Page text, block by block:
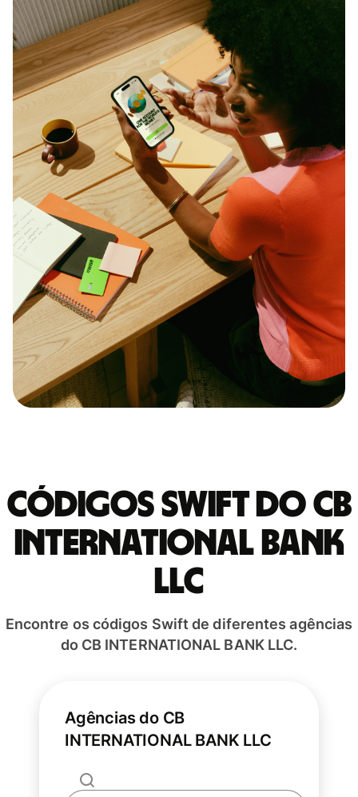
Códigos Swift do CB
INTERNATIONAL BANK
LLC
Encontre os códigos Swift de diferentes agências
do CB INTERNATIONAL BANK LLC.
Agências do CB
INTERNATIONAL BANK LLC